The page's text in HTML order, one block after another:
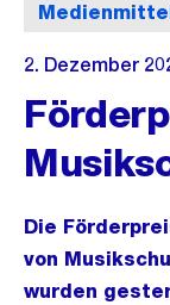
2. Dezember
Die
von
wurden